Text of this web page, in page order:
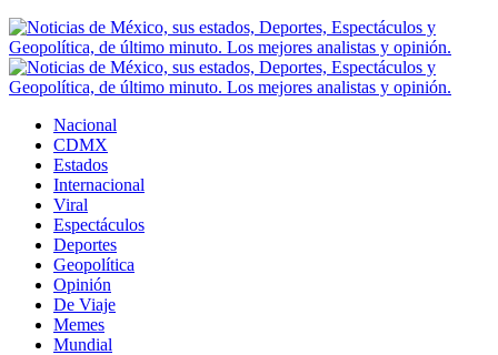
Nacional
CDMX
Estados
Internacional
Viral
Espectáculos
Deportes
Geopolítica
Opinión
De Viaje
Memes
Mundial